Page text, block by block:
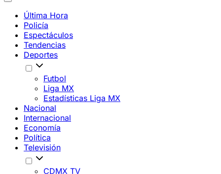
Última Hora
Policía
Espectáculos
Tendencias
Deportes
Futbol
Liga MX
Estadísticas Liga MX
Nacional
Internacional
Economía
Política
Televisión
CDMX TV